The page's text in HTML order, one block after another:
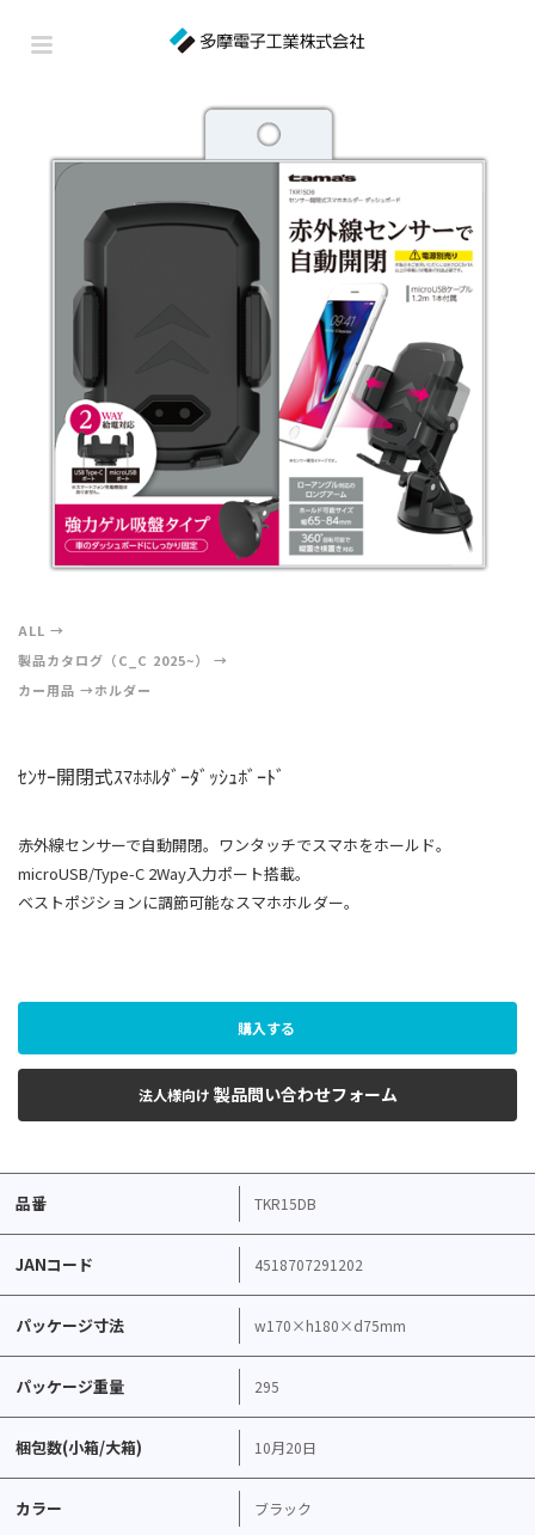
ALL
製品カタログ（C_C 2025~）
カー用品
ホルダー
ｾﾝｻｰ開閉式ｽﾏﾎﾎﾙﾀﾞｰﾀﾞｯｼｭﾎﾞｰﾄﾞ
赤外線センサーで自動開閉。ワンタッチでスマホをホールド。
microUSB/Type-C 2Way入力ポート搭載。
ベストポジションに調節可能なスマホホルダー。
購入する
法人様向け 製品問い合わせフォーム
品番 TKR15DB
JANコード 4518707291202
パッケージ寸法 w170×h180×d75mm
パッケージ重量 295
梱包数(小箱/大箱) 10月20日
カラー ブラック